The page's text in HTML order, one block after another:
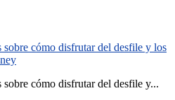
sobre cómo disfrutar del desfile y los
cómo disfrutar del desfile y...